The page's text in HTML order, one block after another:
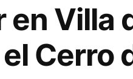
Villa
Cerro